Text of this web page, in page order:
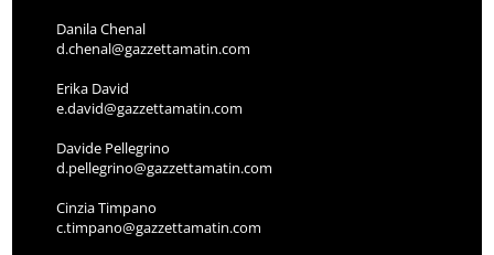
Danila Chenal
d.chenal@gazzettamatin.com
Erika David
e.david@gazzettamatin.com
Davide Pellegrino
d.pellegrino@gazzettamatin.com
Cinzia Timpano
c.timpano@gazzettamatin.com